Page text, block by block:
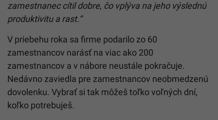
zamestnanec cítil dobre, čo vplýva na jeho výslednú
produktivitu a rast.“
V priebehu roka sa firme podarilo zo 60
zamestnancov narásť na viac ako 200
zamestnancov a v nábore neustále pokračuje.
Nedávno zaviedla pre zamestnancov neobmedzenú
dovolenku. Vybrať si tak môžeštoľko voľných dní,
koľko potrebuješ.